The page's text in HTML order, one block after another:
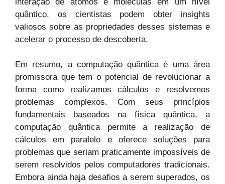
quântico, os cientistas podem obter insights
valiosos sobre as propriedades desses sistemas e
acelerar o processo de descoberta.
Em resumo, a computação quântica é uma área
promissora que tem o potencial de revolucionar a
forma como realizamos cálculos e resolvemos
problemas complexos. Com seus princípios
fundamentais baseados na física quântica, a
computação quântica permite a realização de
cálculos em paralelo e oferece soluções para
problemas que seriam praticamente impossíveis de
serem resolvidos pelos computadores tradicionais.
Embora ainda haja desafios a serem superados, os